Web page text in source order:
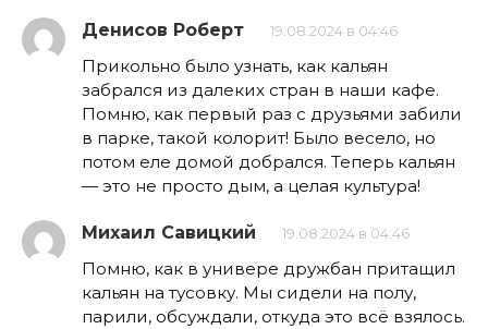
Денисов Роберт 19.08.2024 в 04:46
Прикольно было узнать, как кальян
забрался из далеких стран в наши кафе.
Помню, как первый раз с друзьями забили
в парке, такой колорит! Было весело, но
потом еле домой добрался. Теперь кальян
— это не просто дым, а целая культура!
Михаил Савицкий 19.08.2024 в 04:46
Помню, как в универе дружбан притащил
кальян на тусовку. Мы сидели на полу,
парили, обсуждали, откуда это всё взялось.